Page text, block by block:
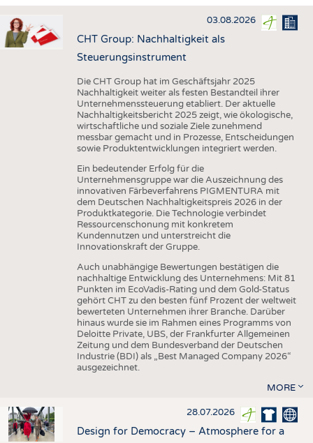
HAUS- UND HEIMTEXTILIEN
BEKLEIDUNG
AUSSCHREIBUNGEN
DTV AUSSCHREIBUNGSDIENST
STATISTICS
ADRESSEN & LINKS
PUBLIKATIONEN
BRANCHENTERMINE
03.08.2026
CHT Group: Nachhaltigkeit als
Steuerungsinstrument
Die CHT Group hat im Geschäftsjahr 2025
Nachhaltigkeit weiter als festen Bestandteil ihrer
Unternehmenssteuerung etabliert. Der aktuelle
Nachhaltigkeitsbericht 2025 zeigt, wie ökologische,
wirtschaftliche und soziale Ziele zunehmend
messbar gemacht und in Prozesse, Entscheidungen
sowie Produktentwicklungen integriert werden.
Ein bedeutender Erfolg für die
Unternehmensgruppe war die Auszeichnung des
innovativen Färbeverfahrens PIGMENTURA mit
dem Deutschen Nachhaltigkeitspreis 2026 in der
Produktkategorie. Die Technologie verbindet
Ressourcenschonung mit konkretem
Kundennutzen und unterstreicht die
Innovationskraft der Gruppe.
Auch unabhängige Bewertungen bestätigen die
nachhaltige Entwicklung des Unternehmens: Mit 81
Punkten im EcoVadis-Rating und dem Gold-Status
gehört CHT zu den besten fünf Prozent der weltweit
bewerteten Unternehmen ihrer Branche. Darüber
hinaus wurde sie im Rahmen eines Programms von
Deloitte Private, UBS, der Frankfurter Allgemeinen
Zeitung und dem Bundesverband der Deutschen
Industrie (BDI) als „Best Managed Company 2026“
ausgezeichnet.
MORE
28.07.2026
Design for Democracy – Atmosphere for a